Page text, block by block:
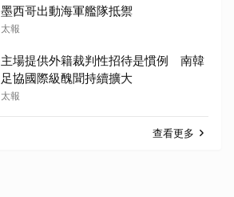
墨西哥出動海軍艦隊抵禦
太報
主場提供外籍裁判性招待是慣例 南韓
足協國際級醜聞持續擴大
太報
查看更多